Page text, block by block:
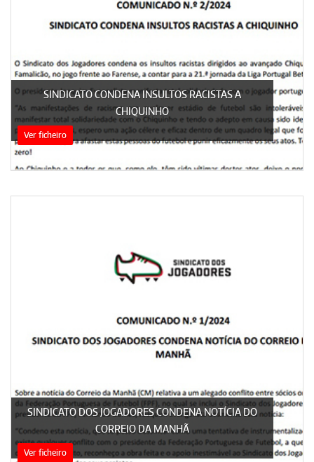
SINDICATO CONDENA INSULTOS RACISTAS A
CHIQUINHO
Ver ficheiro
SINDICATO DOS JOGADORES CONDENA NOTÍCIA DO
CORREIO DA MANHÃ
Ver ficheiro